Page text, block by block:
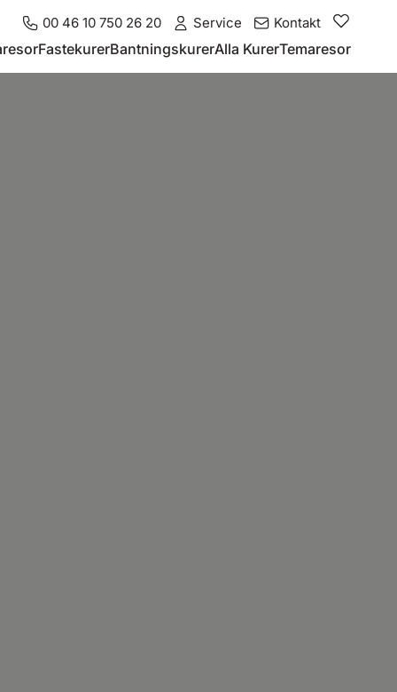
00 46 10 750 26 20 Service Kontakt
FastekurerBantningskurerAlla KurerTemaresor